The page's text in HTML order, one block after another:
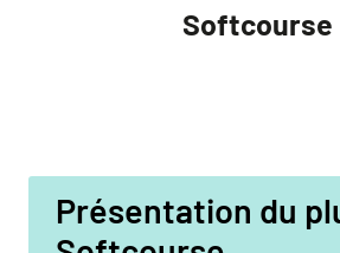
Softcourse
Présentation du